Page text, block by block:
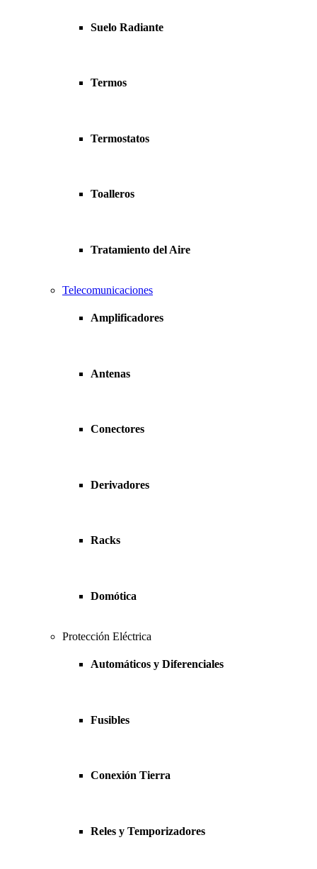
Suelo Radiante
Termos
Termostatos
Toalleros
Tratamiento del Aire
Telecomunicaciones
Amplificadores
Antenas
Conectores
Derivadores
Racks
Domótica
Protección Eléctrica
Automáticos y Diferenciales
Fusibles
Conexión Tierra
Reles y Temporizadores